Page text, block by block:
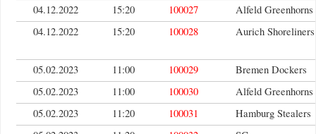
04.12.2022 15:20 100027
Alfeld Greenhorns
04.12.2022
15:20 100028 Aurich Shoreliners
05.02.2023 11:00 100029
Bremen Dockers
05.02.2023
11:00 100030
Alfeld Greenhorns
05.02.2023
11:20 100031
Hamburg Stealers